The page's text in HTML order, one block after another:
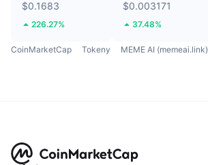
$0.1683
226.27%
$0.003171
37.48%
CoinMarketCap Tokeny MEME AI (memeai.link)